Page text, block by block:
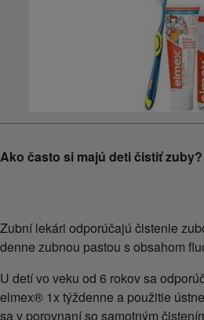
Ako často si majú deti čistiť zuby?
Zubní lekári odporúčajú čistenie
denne zubnou pastou s obsahom
U detí vo veku od 6 rokov sa
elmex® 1x týždenne a použitie
sa v porovnaní so samotným